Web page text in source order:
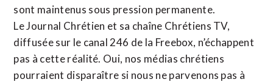
sont maintenus sous pression permanente.
Le Journal Chrétien et sa chaîne Chrétiens TV,
diffusée sur le canal 246 de la Freebox, n’échappent
pas à cette réalité. Oui, nos médias chrétiens
pourraient disparaître si nous ne parvenons pas à